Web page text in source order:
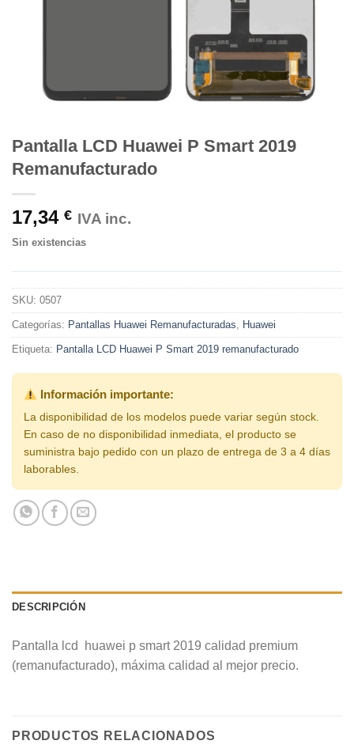
Pantalla LCD Huawei P Smart 2019
Remanufacturado
17,34 € IVA inc.
Sin existencias
SKU: 0507
Categorías: Pantallas Huawei Remanufacturadas, Huawei
Etiqueta: Pantalla LCD Huawei P Smart 2019 remanufacturado
Información importante:
La disponibilidad de los modelos puede variar según stock.
En caso de no disponibilidad inmediata, el producto se
suministra bajo pedido con un plazo de entrega de 3 a 4 días
laborables.
DESCRIPCIÓN
Pantalla lcd huawei p smart 2019 calidad premium
(remanufacturado), máxima calidad al mejor precio.
PRODUCTOS RELACIONADOS